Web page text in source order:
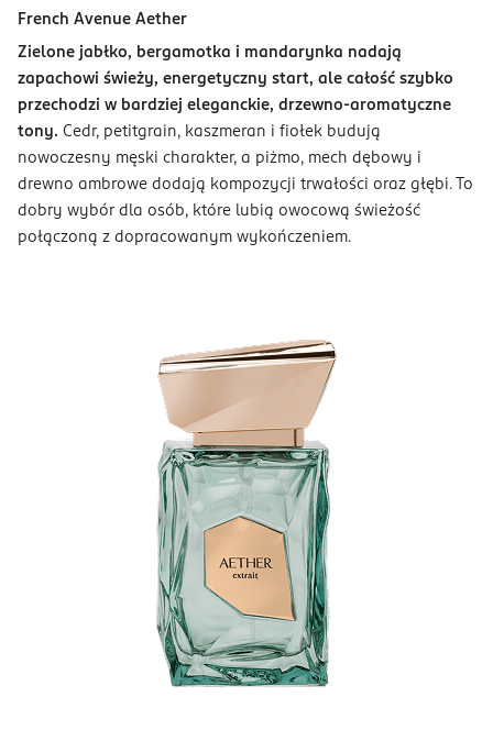
French Avenue Aether
Zielone jabłko, bergamotka i mandarynka nadają
zapachowi świeży, energetyczny start, ale całość szybko
przechodzi w bardziej eleganckie, drzewno-aromatyczne
tony. Cedr, petitgrain, kaszmeran i fiołek budują
nowoczesny męski charakter, a piżmo, mech dębowy i
drewno ambrowe dodają kompozycji trwałości oraz głębi. To
dobry wybór dla osób, które lubią owocową świeżość
połączoną z dopracowanym wykończeniem.